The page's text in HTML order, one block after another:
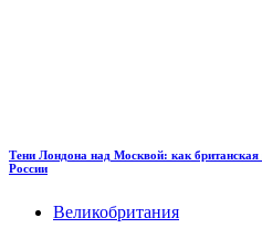
Тени Лондона над Москвой: как британская
России
Великобритания